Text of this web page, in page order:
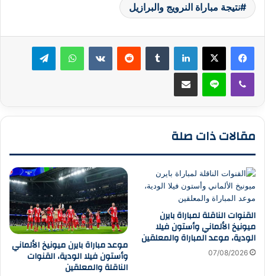
نتيجة مباراة النرويج والبرازيل
لينكدإن واتساب تيلقرام
ڤايبر لاين مشاركة عبر البريد
مقالات ذات صلة
القنوات الناقلة لمباراة بايرن
ميونيخ الألماني وأستون فيلا
الودية، موعد المباراة والمعلقين
07/08/2026 موعد مباراة بايرن ميونيخ الألماني
وأستون فيلا الودية، القنوات
الناقلة والمعلقين